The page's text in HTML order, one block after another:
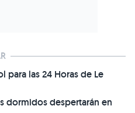
para las 24 Horas de Le
dormidos despertarán en